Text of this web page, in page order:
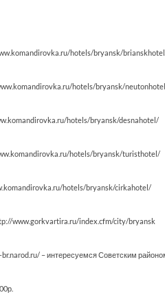
hotels/bryansk/
hotels/bryansk/
hotels/bryansk/desnahotel/
hotels/bryansk/turisthotel/
hotels/bryansk/cirkahotel/
www.gorkvartira.ru/index.cfm/city/bryansk
– интересуемся Советским